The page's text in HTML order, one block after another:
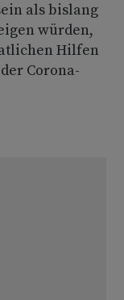
als bislang
würden,
Hilfen
Corona-